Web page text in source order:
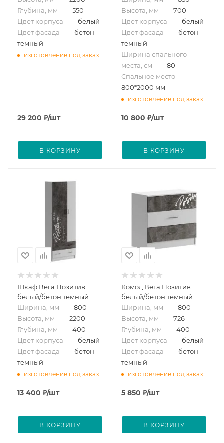
Глубина, мм — 550
Цвет корпуса — белый
Цвет фасада — бетон
темный
изготовление под заказ
29 200 ₽/шт
В КОРЗИНУ
Высота, мм — 700
Цвет корпуса — белый
Цвет фасада — бетон
темный
Ширина спального
места, см — 80
Спальное место —
800*2000 мм
изготовление под заказ
10 800 ₽/шт
В КОРЗИНУ
Шкаф Вега Позитив
белый/бетон темный
Ширина, мм — 800
Высота, мм — 2200
Глубина, мм — 400
Цвет корпуса — белый
Цвет фасада — бетон
темный
изготовление под заказ
13 400 ₽/шт
В КОРЗИНУ
Комод Вега Позитив
белый/бетон темный
Ширина, мм — 800
Высота, мм — 726
Глубина, мм — 400
Цвет корпуса — белый
Цвет фасада — бетон
темный
изготовление под заказ
5 850 ₽/шт
В КОРЗИНУ